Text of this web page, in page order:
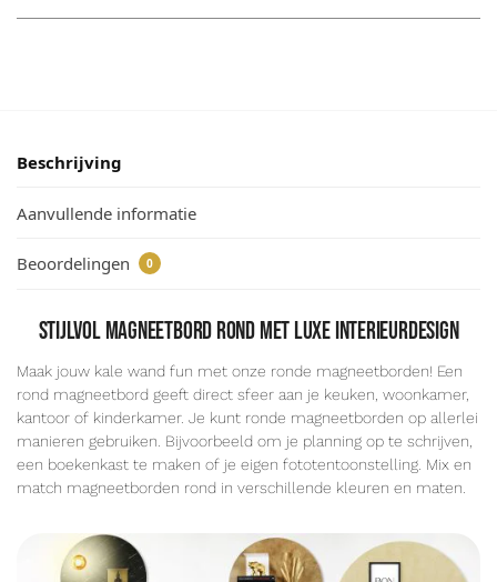
Beschrijving
Aanvullende informatie
Beoordelingen 0
Stijlvol magneetbord rond met luxe interieurdesign
Maak jouw kale wand fun met onze ronde magneetborden! Een
rond magneetbord geeft direct sfeer aan je keuken, woonkamer,
kantoor of kinderkamer. Je kunt ronde magneetborden op allerlei
manieren gebruiken. Bijvoorbeeld om je planning op te schrijven,
een boekenkast te maken of je eigen fototentoonstelling. Mix en
match magneetborden rond in verschillende kleuren en maten.